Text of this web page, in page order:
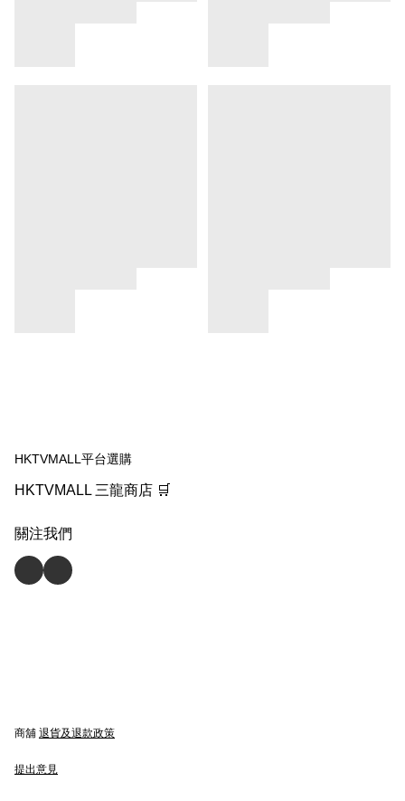
HKTVMALL平台選購
HKTVMALL 三龍商店 🛒
關注我們
商舖 退貨及退款政策
提出意見